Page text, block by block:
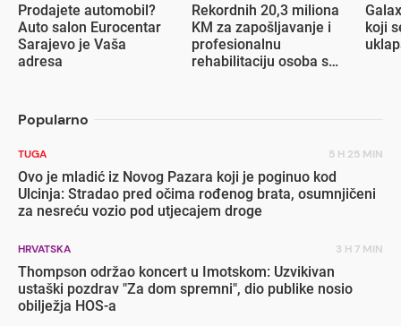
Prodajete automobil?
Auto salon Eurocentar
Sarajevo je Vaša
adresa
Rekordnih 20,3 miliona
KM za zapošljavanje i
profesionalnu
rehabilitaciju osoba s
koji
Popularno
TUGA 5 H 25 MIN
Ovo je mladić iz Novog Pazara koji je poginuo kod
Ulcinja: Stradao pred očima rođenog brata, osumnjičeni
za nesreću vozio pod utjecajem droge
HRVATSKA 3 H 7 MIN
Thompson održao koncert u Imotskom: Uzvikivan
ustaški pozdrav "Za dom spremni", dio publike nosio
obilježja HOS-a